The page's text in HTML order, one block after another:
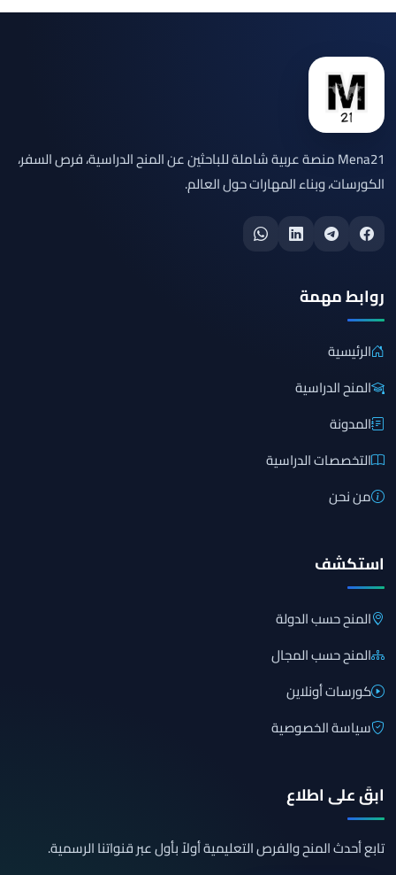
Mena21 منصة عربية شاملة للباحثين عن المنح الدراسية، فرص السفر،
الكورسات، وبناء المهارات حول العالم.
روابط مهمة
الرئيسية
المنح الدراسية
المدونة
التخصصات الدراسية
من نحن
استكشف
المنح حسب الدولة
المنح حسب المجال
كورسات أونلاين
سياسة الخصوصية
ابقَ على اطلاع
تابع أحدث المنح والفرص التعليمية أولاً بأول عبر قنواتنا الرسمية.